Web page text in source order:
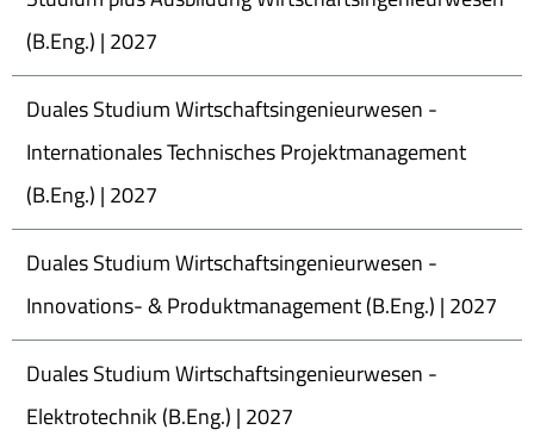
(B.Eng.) | 2027
Duales Studium Wirtschaftsingenieurwesen -
Internationales Technisches Projektmanagement
(B.Eng.) | 2027
Duales Studium Wirtschaftsingenieurwesen -
Innovations- & Produktmanagement (B.Eng.) | 2027
Duales Studium Wirtschaftsingenieurwesen -
Elektrotechnik (B.Eng.) | 2027